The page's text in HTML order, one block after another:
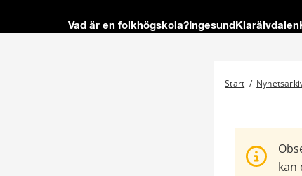
Vad är en folkhögskola?Ingesund Klarälvdalen
Start /
kan